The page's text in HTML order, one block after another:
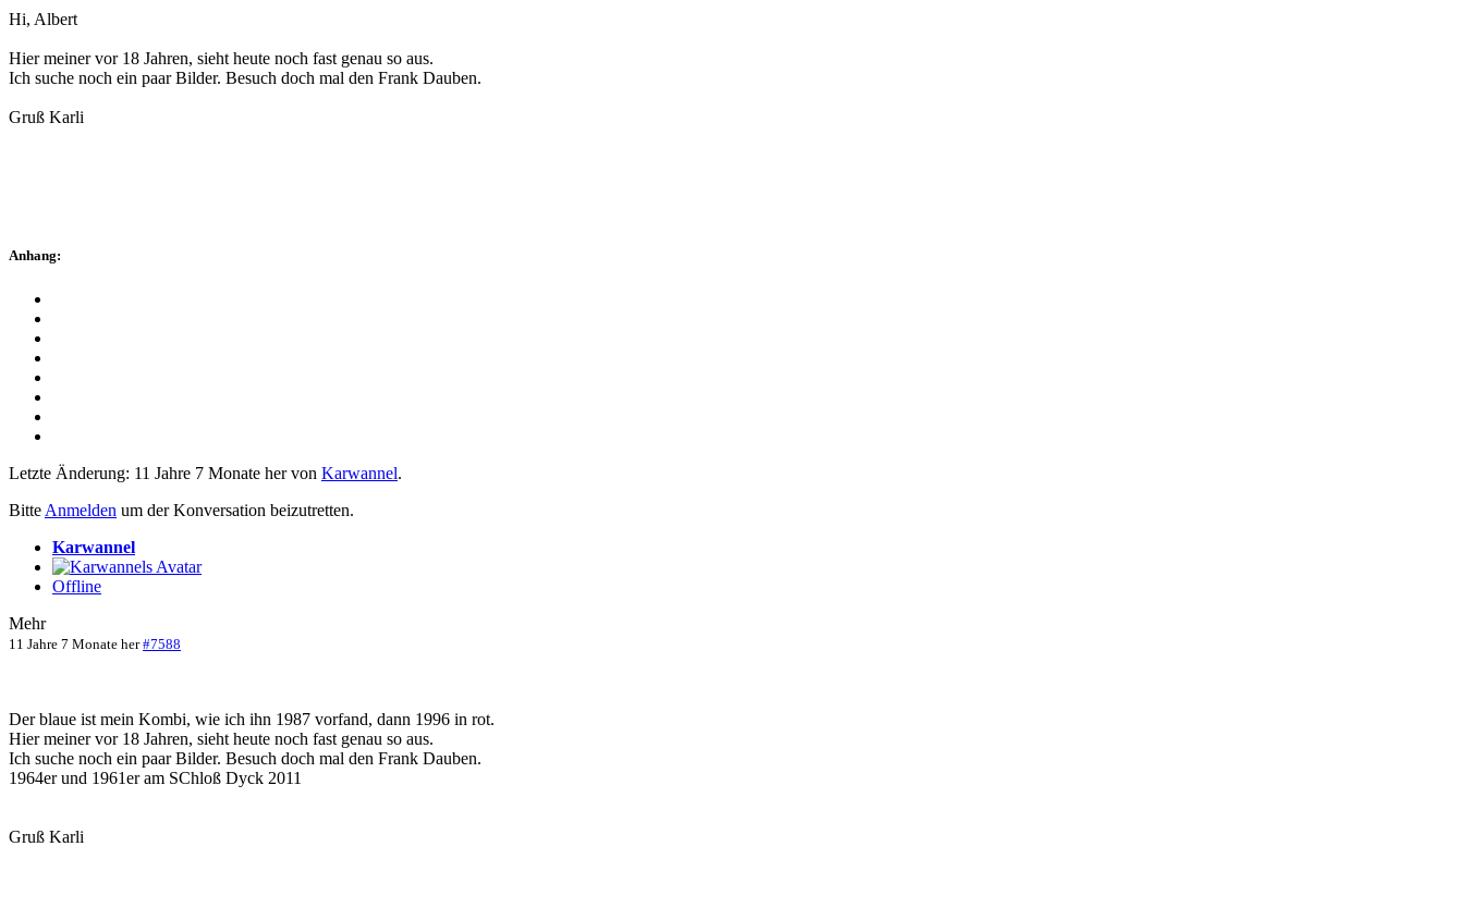
Hi, Albert
Hier meiner vor 18 Jahren, sieht heute noch fast genau so aus.
Ich suche noch ein paar Bilder. Besuch doch mal den Frank Dauben.
Gruß Karli
Anhang:
Letzte Änderung: 11 Jahre 7 Monate her von Karwannel.
Bitte Anmelden um der Konversation beizutretten.
Karwannel
Offline
Mehr
11 Jahre 7 Monate her #7588
Der blaue ist mein Kombi, wie ich ihn 1987 vorfand, dann 1996 in rot.
Hier meiner vor 18 Jahren, sieht heute noch fast genau so aus.
Ich suche noch ein paar Bilder. Besuch doch mal den Frank Dauben.
1964er und 1961er am SChloß Dyck 2011
Gruß Karli